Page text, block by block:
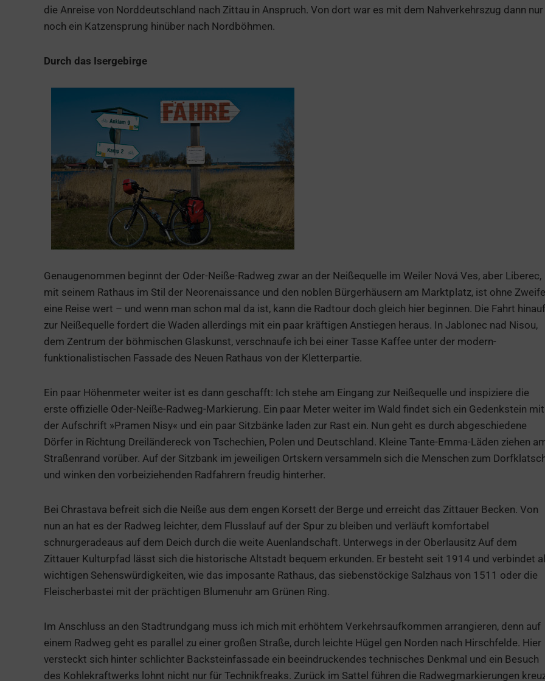
die Anreise von Norddeutschland nach Zittau in Anspruch. Von dort war es mit dem Nahverkehrszug dann nur
noch ein Katzensprung hinüber nach Nordböhmen.
Durch das Isergebirge
Genaugenommen beginnt der Oder-Neiße-Radweg zwar an der Neißequelle im Weiler Nová Ves, aber Liberec,
mit seinem Rathaus im Stil der Neorenaissance und den noblen Bürgerhäusern am Marktplatz, ist ohne
eine Reise wert – und wenn man schon mal da ist, kann die Radtour doch gleich hier beginnen. Die Fahrt hinauf
zur Neißequelle fordert die Waden allerdings mit ein paar kräftigen Anstiegen heraus. In Jablonec nad Nisou,
dem Zentrum der böhmischen Glaskunst, verschnaufe ich bei einer Tasse Kaffee unter der modern-
funktionalistischen Fassade des Neuen Rathaus von der Kletterpartie.
Ein paar Höhenmeter weiter ist es dann geschafft: Ich stehe am Eingang zur Neißequelle und inspiziere die
erste offizielle Oder-Neiße-Radweg-Markierung. Ein paar Meter weiter im Wald findet sich ein Gedenkstein mit
der Aufschrift »Pramen Nisy« und ein paar Sitzbänke laden zur Rast ein. Nun geht es durch abgeschiedene
Dörfer in Richtung Dreiländereck von Tschechien, Polen und Deutschland. Kleine Tante-Emma-Läden ziehen
Straßenrand vorüber. Auf der Sitzbank im jeweiligen Ortskern versammeln sich die Menschen zum
und winken den vorbeiziehenden Radfahrern freudig hinterher.
Bei Chrastava befreit sich die Neiße aus dem engen Korsett der Berge und erreicht das Zittauer Becken. Von
nun an hat es der Radweg leichter, dem Flusslauf auf der Spur zu bleiben und verläuft komfortabel
schnurgeradeaus auf dem Deich durch die weite Auenlandschaft. Unterwegs in der Oberlausitz Auf dem
Zittauer Kulturpfad lässt sich die historische Altstadt bequem erkunden. Er besteht seit 1914 und verbindet
wichtigen Sehenswürdigkeiten, wie das imposante Rathaus, das siebenstöckige Salzhaus von 1511 oder die
Fleischerbastei mit der prächtigen Blumenuhr am Grünen Ring.
Im Anschluss an den Stadtrundgang muss ich mich mit erhöhtem Verkehrsaufkommen arrangieren, denn auf
einem Radweg geht es parallel zu einer großen Straße, durch leichte Hügel gen Norden nach Hirschfelde. Hier
versteckt sich hinter schlichter Backsteinfassade ein beeindruckendes technisches Denkmal und ein Besuch
des Kohlekraftwerks lohnt nicht nur für Technikfreaks. Zurück im Sattel führen die Radwegmarkierungen